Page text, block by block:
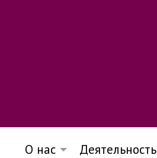
О нас Деятельность